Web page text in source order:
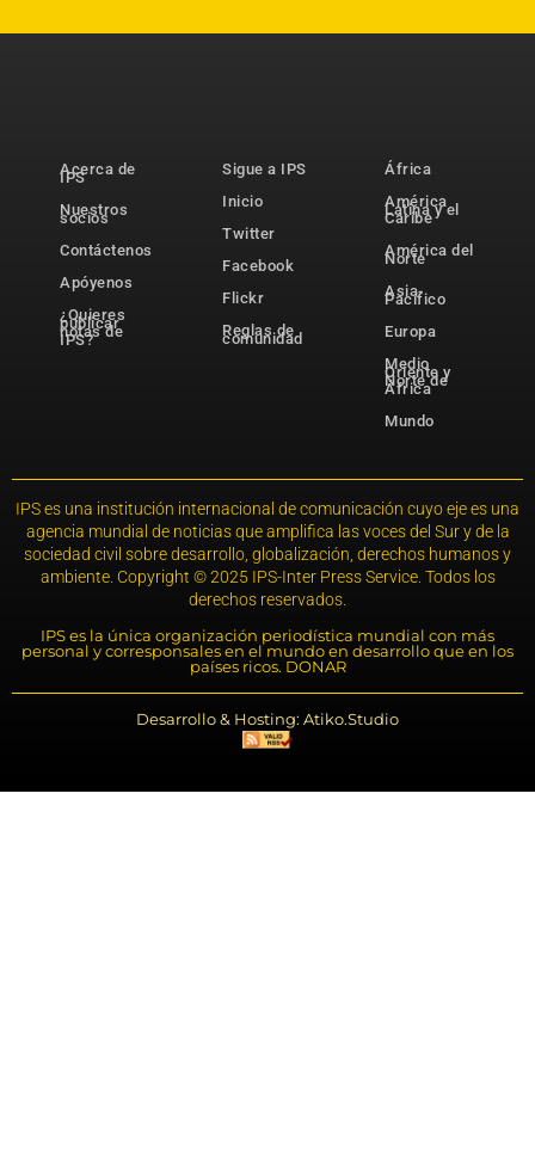
Acerca de
IPS
Nuestros
socios
Contáctenos
Apóyenos
¿Quieres
publicar
notas de
IPS?
Sigue a IPS
Inicio
Twitter
Facebook
Flickr
Reglas de
comunidad
África
América
Latina y el
Caribe
América del
Norte
Asia-
Pacífico
Europa
Medio
Oriente y
Norte de
África
Mundo
IPS es una institución internacional de comunicación cuyo eje es una
agencia mundial de noticias que amplifica las voces del Sur y de la
sociedad civil sobre desarrollo, globalización, derechos humanos y
ambiente. Copyright © 2025 IPS-Inter Press Service. Todos los
derechos reservados.
IPS es la única organización periodística mundial con más
personal y corresponsales en el mundo en desarrollo que en los
países ricos. DONAR
Desarrollo & Hosting: Atiko.Studio